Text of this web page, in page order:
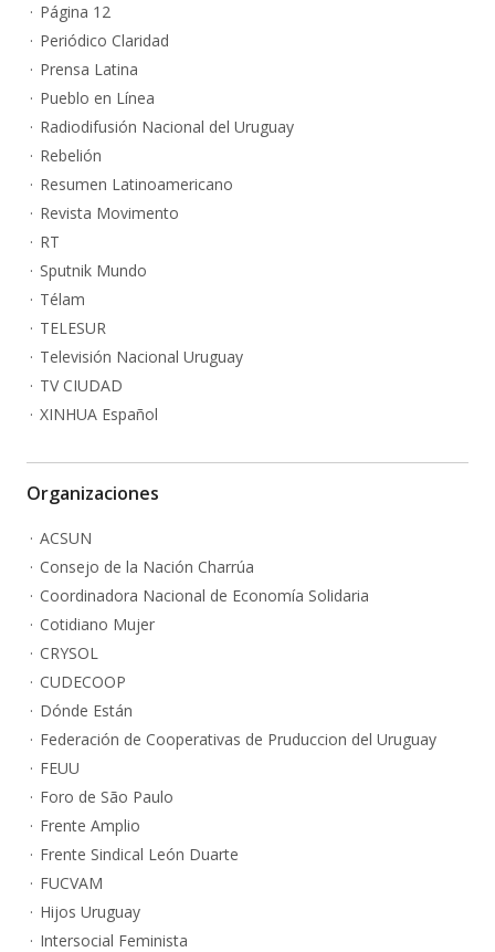
Página 12
Periódico Claridad
Prensa Latina
Pueblo en Línea
Radiodifusión Nacional del Uruguay
Rebelión
Resumen Latinoamericano
Revista Movimento
RT
Sputnik Mundo
Télam
TELESUR
Televisión Nacional Uruguay
TV CIUDAD
XINHUA Español
Organizaciones
ACSUN
Consejo de la Nación Charrúa
Coordinadora Nacional de Economía Solidaria
Cotidiano Mujer
CRYSOL
CUDECOOP
Dónde Están
Federación de Cooperativas de Pruduccion del Uruguay
FEUU
Foro de São Paulo
Frente Amplio
Frente Sindical León Duarte
FUCVAM
Hijos Uruguay
Intersocial Feminista